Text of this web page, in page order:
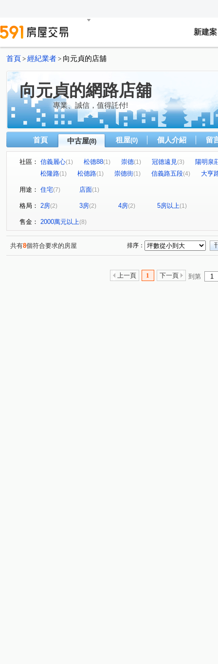
新建案
首頁 > 經紀業者 > 向元貞的店舖
向元貞的網路店舖
專業、誠信，值得託付!
首頁 中古屋(8) 租屋(0) 個人介紹 留
社區： 信義麗心(1) 松德88(1) 崇德(1) 冠德遠見(3)
陽明泉
松隆路(1) 松德路(1) 崇德街(1) 信義路五段(4) 大亨
用途： 住宅(7) 店面(1)
格局： 2房(2) 3房(2) 4房(2) 5房以上(1)
售金： 2000萬元以上(8)
共有8個符合要求的房屋 排序：
上一頁 1 下一頁 到第